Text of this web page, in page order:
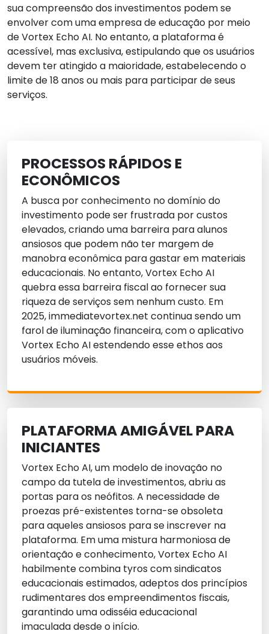
sua compreensão dos investimentos podem se
envolver com uma empresa de educação por meio
de Vortex Echo AI. No entanto, a plataforma é
acessível, mas exclusiva, estipulando que os usuários
devem ter atingido a maioridade, estabelecendo o
limite de 18 anos ou mais para participar de seus
serviços.
PROCESSOS RÁPIDOS E
ECONÔMICOS
A busca por conhecimento no domínio do
investimento pode ser frustrada por custos
elevados, criando uma barreira para alunos
ansiosos que podem não ter margem de
manobra econômica para gastar em materiais
educacionais. No entanto, Vortex Echo AI
quebra essa barreira fiscal ao fornecer sua
riqueza de serviços sem nenhum custo. Em
2025, immediatevortex.net continua sendo um
farol de iluminação financeira, com o aplicativo
Vortex Echo AI estendendo esse ethos aos
usuários móveis.
PLATAFORMA AMIGÁVEL PARA
INICIANTES
Vortex Echo AI, um modelo de inovação no
campo da tutela de investimentos, abriu as
portas para os neófitos. A necessidade de
proezas pré-existentes torna-se obsoleta
para aqueles ansiosos para se inscrever na
plataforma. Em uma mistura harmoniosa de
orientação e conhecimento, Vortex Echo AI
habilmente combina tyros com sindicatos
educacionais estimados, adeptos dos princípios
rudimentares dos empreendimentos fiscais,
garantindo uma odisséia educacional
imaculada desde o início.